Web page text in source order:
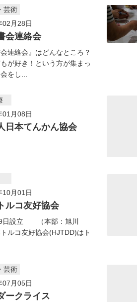
芸術
02月28日
会連絡会
会連絡会』はどんなところ？
が好き！という方が集まっ
をし...
01月08日
日本てんかん協会
10月01日
ルコ友好協会
日設立 （本部：旭川
ルコ友好協会(HJTDD)はト
芸術
07月05日
ークライス